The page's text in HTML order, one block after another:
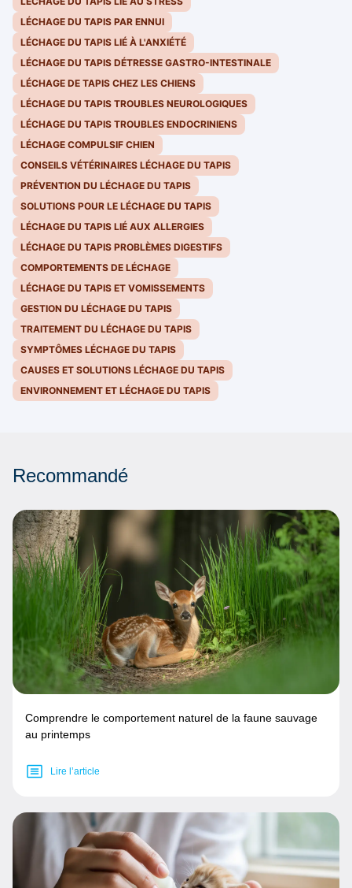
LÉCHAGE DU TAPIS PAR ENNUI
LÉCHAGE DU TAPIS LIÉ À L'ANXIÉTÉ
LÉCHAGE DU TAPIS DÉTRESSE GASTRO-INTESTINALE
LÉCHAGE DE TAPIS CHEZ LES CHIENS
LÉCHAGE DU TAPIS TROUBLES NEUROLOGIQUES
LÉCHAGE DU TAPIS TROUBLES ENDOCRINIENS
LÉCHAGE COMPULSIF CHIEN
CONSEILS VÉTÉRINAIRES LÉCHAGE DU TAPIS
PRÉVENTION DU LÉCHAGE DU TAPIS
SOLUTIONS POUR LE LÉCHAGE DU TAPIS
LÉCHAGE DU TAPIS LIÉ AUX ALLERGIES
LÉCHAGE DU TAPIS PROBLÈMES DIGESTIFS
COMPORTEMENTS DE LÉCHAGE
LÉCHAGE DU TAPIS ET VOMISSEMENTS
GESTION DU LÉCHAGE DU TAPIS
TRAITEMENT DU LÉCHAGE DU TAPIS
SYMPTÔMES LÉCHAGE DU TAPIS
CAUSES ET SOLUTIONS LÉCHAGE DU TAPIS
ENVIRONNEMENT ET LÉCHAGE DU TAPIS
Recommandé
Comprendre le comportement naturel de la faune sauvage
au printemps
Lire l’article